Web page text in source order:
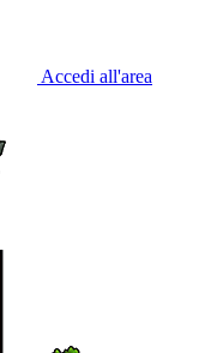
Accedi all'area